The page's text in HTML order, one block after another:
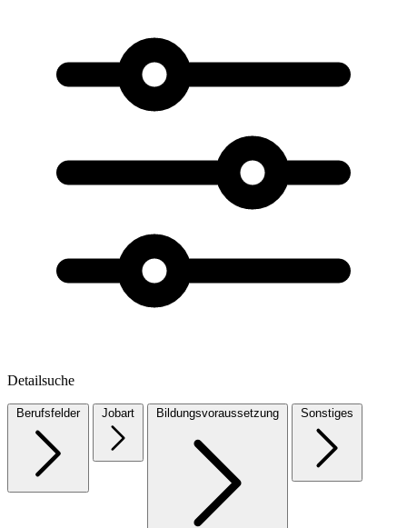
Detailsuche
Berufsfelder Jobart Bildungsvoraussetzung Sonstiges